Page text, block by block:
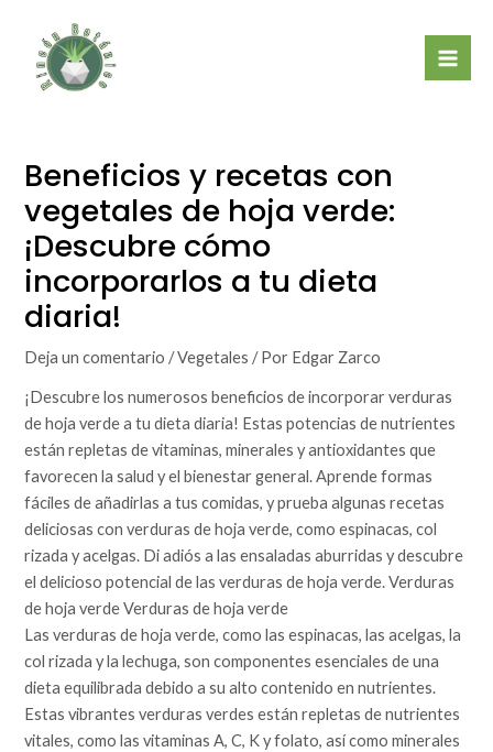
contenido
Beneficios y recetas con
vegetales de hoja verde:
¡Descubre cómo
incorporarlos a tu dieta
diaria!
Deja un comentario /Vegetales / Por Edgar Zarco
¡Descubre los numerosos beneficios de incorporar verduras
de hoja verde a tu dieta diaria! Estas potencias de nutrientes
están repletas de vitaminas, minerales y antioxidantes que
favorecen la salud y el bienestar general. Aprende formas
fáciles de añadirlas a tus comidas, y prueba algunas recetas
deliciosas con verduras de hoja verde, como espinacas, col
rizada y acelgas. Di adiós a las ensaladas aburridas y descubre
el delicioso potencial de las verduras de hoja verde. Verduras
de hoja verde Verduras de hoja verde
Las verduras de hoja verde, como las espinacas, las acelgas, la
col rizada y la lechuga, son componentes esenciales de una
dieta equilibrada debido a su alto contenido en nutrientes.
Estas vibrantes verduras verdes están repletas de nutrientes
vitales, como las vitaminas A, C, K y folato, así como minerales